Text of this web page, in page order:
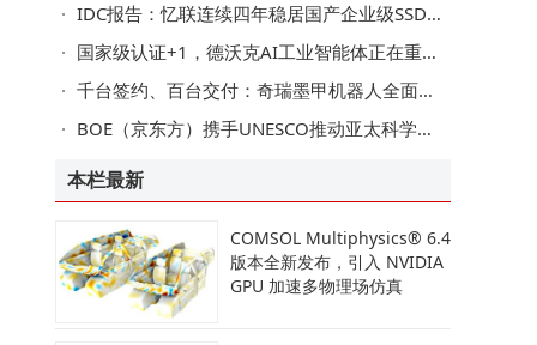
IDC报告：忆联连续四年稳居国产企业级SSD市场榜首，全栈技术实力持续领航
国家级认证+1，德沃克AI工业智能体正在重塑离散智造
千台签约、百台交付：奇瑞墨甲机器人全面迈入规模化商用新阶段
BOE（京东方）携手UNESCO推动亚太科学俱乐部网络落地
本栏最新
COMSOL Multiphysics® 6.4
版本全新发布，引入 NVIDIA
GPU 加速多物理场仿真